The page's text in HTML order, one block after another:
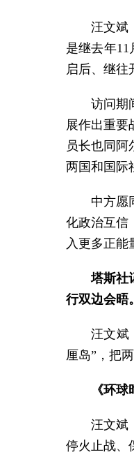
汪文斌
是继去年
启后、继往
访问期
展作出重要
员长也同阿
两国和国际
中方愿
化政治互信
入更多正能
塔斯社
行双边会晤
汪文斌
厘岛”，把
《环
汪文斌
停火止战、